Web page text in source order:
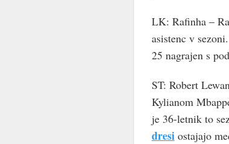
LK: Rafinha –
asistenc v
25 nagrajen s
ST: Robert
Kylianom
je 36-letnik to
dresi ostajajo